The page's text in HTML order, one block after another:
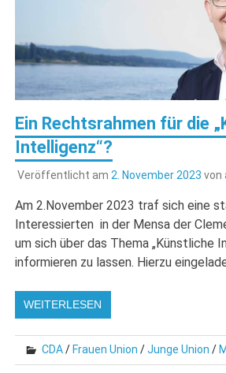
Ein Rechtsrahmen für die
Intelligenz“?
Veröffentlicht am 2. November 2023 von
Am 2.November 2023 traf sich eine
Interessierten in der Mensa der
um sich über das Thema „Künstliche
informieren zu lassen. Hierzu
WEITERLESEN
CDA/ Frauen Union /Junge Union /